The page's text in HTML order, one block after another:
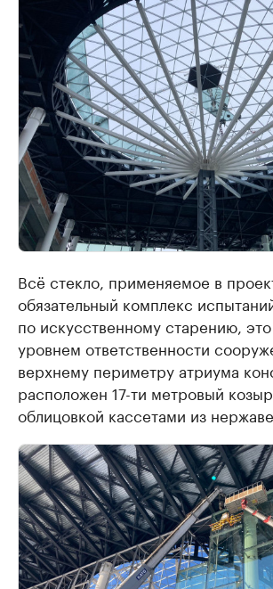
Всё стекло, применяемое в
обязательный комплекс
по искусственному старению,
уровнем ответственности
верхнему периметру атриума
расположен 17-ти метровый
облицовкой кассетами из